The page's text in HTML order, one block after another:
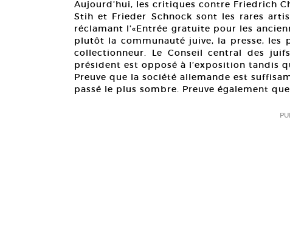
Aujourd’hui, les critiques contre Friedrich
Stih et Frieder Schnock sont les rares
réclamant l’«Entrée gratuite pour les
plutôt la communauté juive, la presse,
collectionneur. Le Conseil central des
président est opposé à l’exposition tandis
Preuve que la société allemande est
passé le plus sombre. Preuve également